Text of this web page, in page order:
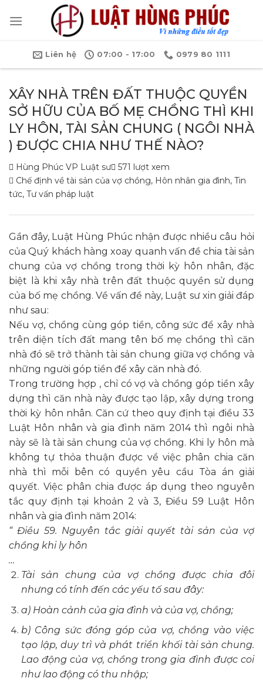
qua
Liên hệ 07:00 - 17:00 0979 80 1111
XÂY NHÀ TRÊN ĐẤT THUỘC QUYỀN
SỞ HỮU CỦA BỐ MẸ CHỒNG THÌ KHI
LY HÔN, TÀI SẢN CHUNG ( NGÔI NHÀ
) ĐƯỢC CHIA NHƯ THẾ NÀO?
Hùng Phúc VP Luật sư
571 lượt xem
Chế định về tài sản của vợ chồng, Hôn nhân gia đình, Tin
tức, Tư vấn pháp luật
Gần đây, Luật Hùng Phúc nhận được nhiều câu hỏi
của Quý khách hàng xoay quanh vấn đề chia tài sản
chung của vợ chồng trong thời kỳ hôn nhân, đặc
biệt là khi xây nhà trên đất thuộc quyền sử dụng
của bố mẹ chồng. Về vấn đề này, Luật sư xin giải đáp
như sau:
Nếu vợ, chồng cùng góp tiền, công sức để xây nhà
trên diện tích đất mang tên bố mẹ chồng thì căn
nhà đó sẽ trở thành tài sản chung giữa vợ chồng và
những người góp tiền để xây căn nhà đó.
Trong trường hợp , chỉ có vợ và chồng góp tiền xây
dựng thì căn nhà này được tạo lập, xây dựng trong
thời kỳ hôn nhân. Căn cứ theo quy định tại điều 33
Luật Hôn nhân và gia đình năm 2014 thì ngôi nhà
này sẽ là tài sản chung của vợ chồng. Khi ly hôn mà
không tự thỏa thuận được về việc phân chia căn
nhà thì mỗi bên có quyền yêu cầu Tòa án giải
quyết. Việc phân chia được áp dụng theo nguyên
tắc quy định tại khoản 2 và 3, Điều 59 Luật Hôn
nhân và gia đình năm 2014:
“ Điều 59. Nguyên tắc giải quyết tài sản của vợ
chồng khi ly hôn
…
Tài sản chung của vợ chồng được chia đôi
nhưng có tính đến các yếu tố sau đây:
a) Hoàn cảnh của gia đình và của vợ, chồng;
b) Công sức đóng góp của vợ, chồng vào việc
tạo lập, duy trì và phát triển khối tài sản chung.
Lao động của vợ, chồng trong gia đình được coi
như lao động có thu nhập;